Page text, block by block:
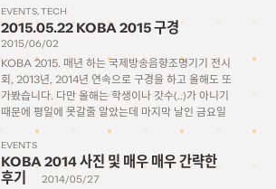
크고 아름다운 스피커들과 오디오 믹싱 및 조명 시스
템, 디스플레이 등이 주류를 […]
EVENTS TECH
2015.05.22 KOBA 2015 구경
2015/06/02
KOBA 2015. 매년 하는 국제방송음향조명기기 전시
회, 2013년, 2014년 연속으로 구경을 하고 올해도 또
가봤습니다. 다만 올해는 학생이나 갓수(..)가 아니기
때문에 평일에 못갈줄 알았는데 마지막 날인 금요일
오후에 회사에서 같이 몇명 갈 수 있는 기회가 생겨서
잠깐 가서 구경할 수 있었습니다. 사실 […]
EVENTS
KOBA 2014 사진 및 매우 매우 간략한
후기
2014/05/27